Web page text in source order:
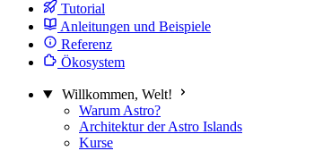
Tutorial
Anleitungen und Beispiele
Referenz
Ökosystem
Willkommen, Welt!
Warum Astro?
Architektur der Astro Islands
Kurse